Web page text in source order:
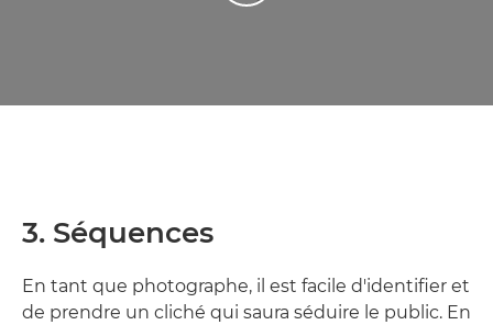
3. Séquences
En tant que photographe, il est facile d'identifier et
de prendre un cliché qui saura séduire le public. En